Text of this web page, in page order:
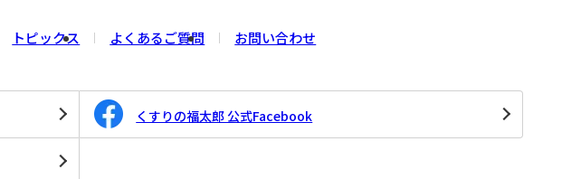
トピックス よくあるご質問 お問い合わせ
くすりの福太郎 公式Facebook